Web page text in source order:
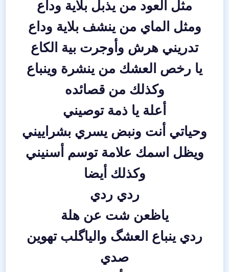
مثل العود من يذبل بلاية وداع
ومثل الماي من ينشف بلاية وداع
تدريني هرش وأوجرت بية الكاع
يا رخص العشك من ينشرة وينباع
وكذلك من قصائده
أعلة يا ذمة توصيني
وحياتي أنت ونبض يسري بشراييني
ويظل اسمك علامة توسم أسنيني
وكذلك أيضا
ردي ردي
ياظعن شت عن هلة
ردي ينباع العشگ والياگلب تهوين
صدي